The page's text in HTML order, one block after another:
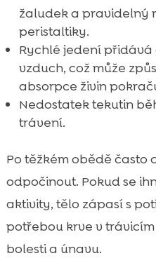
žaludek a pravidelný
peristaltiky.
Rychlé jedení
vzduch, což může
absorpce živin
Nedostatek tekutin
trávení.
Po těžkém obědě často
odpočinout. Pokud se
aktivity, tělo zápasí s
potřebou krve v
bolesti a únavu.